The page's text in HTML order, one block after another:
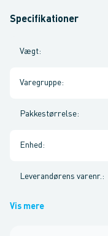
Specifikationer
Vægt:
Varegruppe:
Pakkestørrelse:
Enhed :
Leverandørens varenr. :
Vis mere